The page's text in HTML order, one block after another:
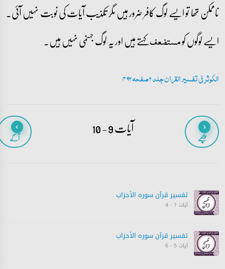
ناممکن تھا تو ایسے لوگ کافر ضرور ہیں مگر تکذیب آیات کی نوبت نہیں آئی۔
ایسے لوگوں کومستضعفکہتے ہیں اور یہ لوگ جہنمی نہیں ہیں۔
الکوثر فی تفسیر القران جلد 2 صفحہ 492
پیچھے آیات 9 - 10 آگے
تفسیر قرآن سورہ ‎الأحزاب‎
آیات 1 - 4
تفسیر قرآن سورہ ‎الأحزاب‎
آیات 5 - 6